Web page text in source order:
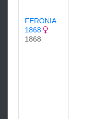
FERONIA
1868
1868